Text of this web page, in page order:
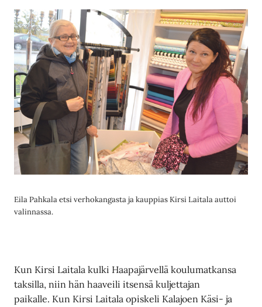
Eila Pahkala etsi verhokangasta ja kauppias Kirsi Laitala auttoi
valinnassa.
Kun Kirsi Laitala kulki Haapajärvellä koulumatkansa
taksilla, niin hän haaveili itsensä kuljettajan
paikalle. Kun Kirsi Laitala opiskeli Kalajoen Käsi- ja